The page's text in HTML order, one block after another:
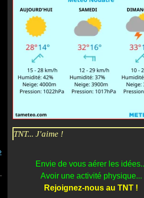
TNT... J'aime !
Envie de vous aérer les
Avoir une activité physique...
Rejoignez-nous au TNT !